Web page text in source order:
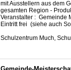
mit Ausstellern aus dem
gesamten Region -
Veranstalter : Gemeinde
Eintritt frei (siehe auch
Schulzentrum Much,